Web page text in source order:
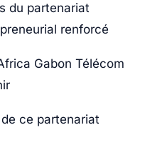
du partenariat
renforcé
Gabon Télécom
ce partenariat